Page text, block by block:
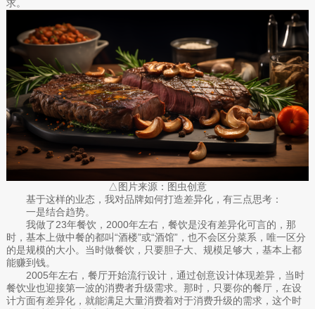
求。
△图片来源：图虫创意
基于这样的业态，我对品牌如何打造差异化，有三点思考：
一是结合趋势。
我做了23年餐饮，2000年左右，餐饮是没有差异化可言的，那
时，基本上做中餐的都叫“酒楼”或“酒馆”，也不会区分菜系，唯一区分
的是规模的大小。当时做餐饮，只要胆子大、规模足够大，基本上都
能赚到钱。
2005年左右，餐厅开始流行设计，通过创意设计体现差异，当时
餐饮业也迎接第一波的消费者升级需求。那时，只要你的餐厅，在设
计方面有差异化，就能满足大量消费着对于消费升级的需求，这个时